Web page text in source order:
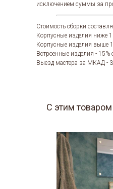
исключением суммы за
Стоимость сборки
Корпусные изделия ниже
Корпусные изделия выше
Встроенные изделия - 15%
Выезд мастера за МКАД -
С этим